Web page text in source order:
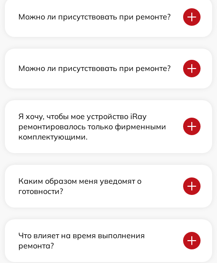
Можно ли присутствовать при ремонте?
Можно ли присутствовать при ремонте?
Я хочу, чтобы мое устройство iRay
ремонтировалось только фирменными
комплектующими.
Каким образом меня уведомят о
готовности?
Что влияет на время выполнения
ремонта?